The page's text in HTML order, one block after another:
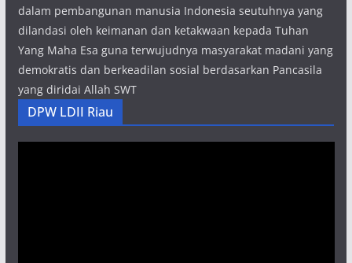
dalam pembangunan manusia Indonesia seutuhnya yang
dilandasi oleh keimanan dan ketakwaan kepada Tuhan
Yang Maha Esa guna terwujudnya masyarakat madani yang
demokratis dan berkeadilan sosial berdasarkan Pancasila
yang diridai Allah SWT
DPW LDII Riau